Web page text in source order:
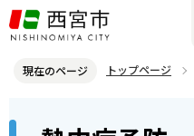
こ
の
ジ
現在のページ トップページ